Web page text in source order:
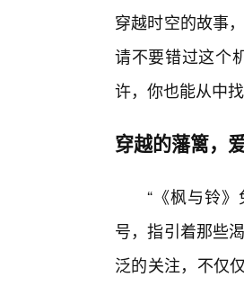
穿越时空的故事
请不要错过这个
许，你也能从中
穿越的藩篱，
“《枫与铃
号，指引着那些
泛的关注，不仅